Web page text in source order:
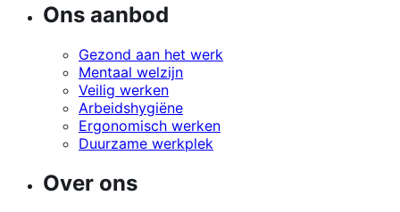
Ons aanbod
Gezond aan het werk
Mentaal welzijn
Veilig werken
Arbeidshygiëne
Ergonomisch werken
Duurzame werkplek
Over ons